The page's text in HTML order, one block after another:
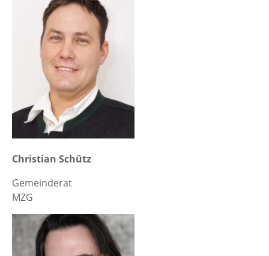
Christian Schütz
Gemeinderat
MZG